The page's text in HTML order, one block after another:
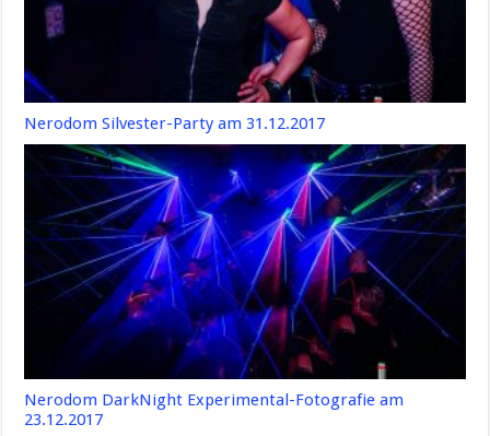
Nerodom Silvester-Party am 31.12.2017
Nerodom DarkNight Experimental-Fotografie am
23.12.2017